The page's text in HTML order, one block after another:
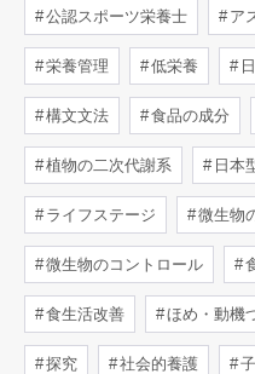
公認スポーツ栄養士 ア
栄養管理 低栄養 日
構文文法 食品の成分
植物の二次代謝系 日本
ライフステージ 微生物
微生物のコントロール
食生活改善 ほめ・動機
探究 社会的養護